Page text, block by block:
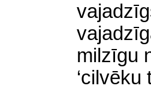
milzīgu
‘cilvēku